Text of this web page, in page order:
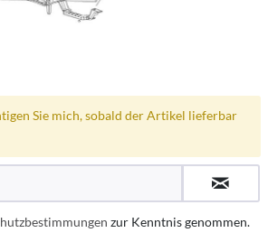
Sie mich, sobald der Artikel lieferbar
zur Kenntnis genommen.